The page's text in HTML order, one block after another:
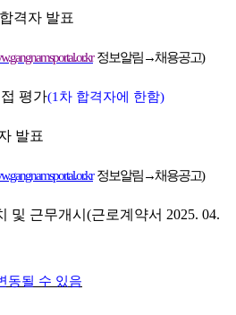
격자 발표
정보알림→채용공고)
평가(1 차 합격자에 한함)
발표
정보알림→채용공고)
및 근무개시 (근로계약서 2025. 04.
동될 수 있음